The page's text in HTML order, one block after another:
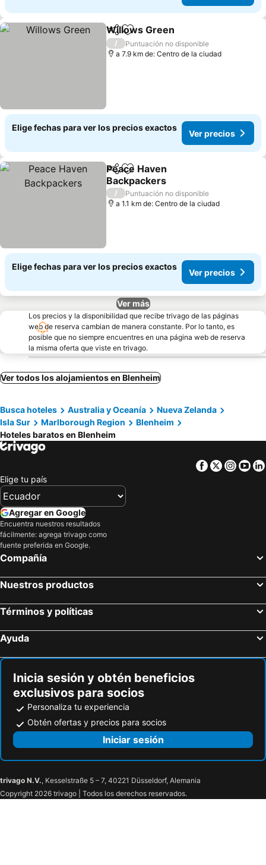
CompartirAgregar a favoritos
Willows Green
/
Puntuación no disponible
a 7.9 km de: Centro de la ciudad
Elige fechas para ver los precios exactos
Ver precios
CompartirAgregar a favoritos
Peace Haven
Backpackers
Ver precios
/
Puntuación no disponible
a 1.1 km de: Centro de la ciudad
Elige fechas para ver los precios exactos
Ver precios
Ver más
Los precios y la disponibilidad que recibe trivago de las páginas
web de reserva cambian de manera constante. Por lo tanto, es
posible que no siempre encuentres en una página web de reserva
la misma oferta que viste en trivago.
Ver todos los alojamientos en Blenheim
Busca hoteles Australia y Oceanía
Nueva Zelanda
Isla Sur
Marlborough Region
Blenheim
Hoteles baratos en Blenheim
Facebook
Twitter
Elige tu país
Agregar en Google
Encuentra nuestros resultados
fácilmente: agrega trivago como
fuente preferida en Google.
Compañía
Nuestros productos
Términos y políticas
Ayuda
Inicia sesión y obtén beneficios
exclusivos para socios
Personaliza tu experiencia
Obtén ofertas y precios para socios
Iniciar sesión
trivago N.V., Kesselstraße 5 – 7, 40221 Düsseldorf, Alemania
Copyright 2026 trivago | Todos los derechos reservados.